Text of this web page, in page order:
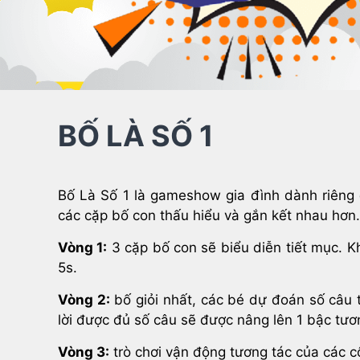
BỐ LÀ SỐ 1
Bố Là Số 1 là gameshow gia đình dành
các cặp bố con thấu hiểu và gắn kết nhau hơn.
Vòng 1: 3 cặp bố con sẽ biểu diễn tiết mục.
5s.
Vòng 2: bố giỏi nhất, các bé dự đoán số
lời được đủ số câu sẽ được nâng lên 1 bậc
Vòng 3: trò chơi vận động tương tác của các